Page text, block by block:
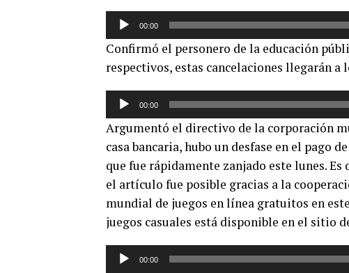
Reproductor
audio
00:00
Confirmó el personero de la educación
respectivos, estas cancelaciones llegarán
Reproductor
audio
00:00
Argumentó el directivo de la corporación
casa bancaria, hubo un desfase en el pago
que fue rápidamente zanjado este lunes.
el artículo fue posible gracias a la
mundial de juegos en línea gratuitos en
juegos casuales está disponible en el sitio
Reproductor
00:00